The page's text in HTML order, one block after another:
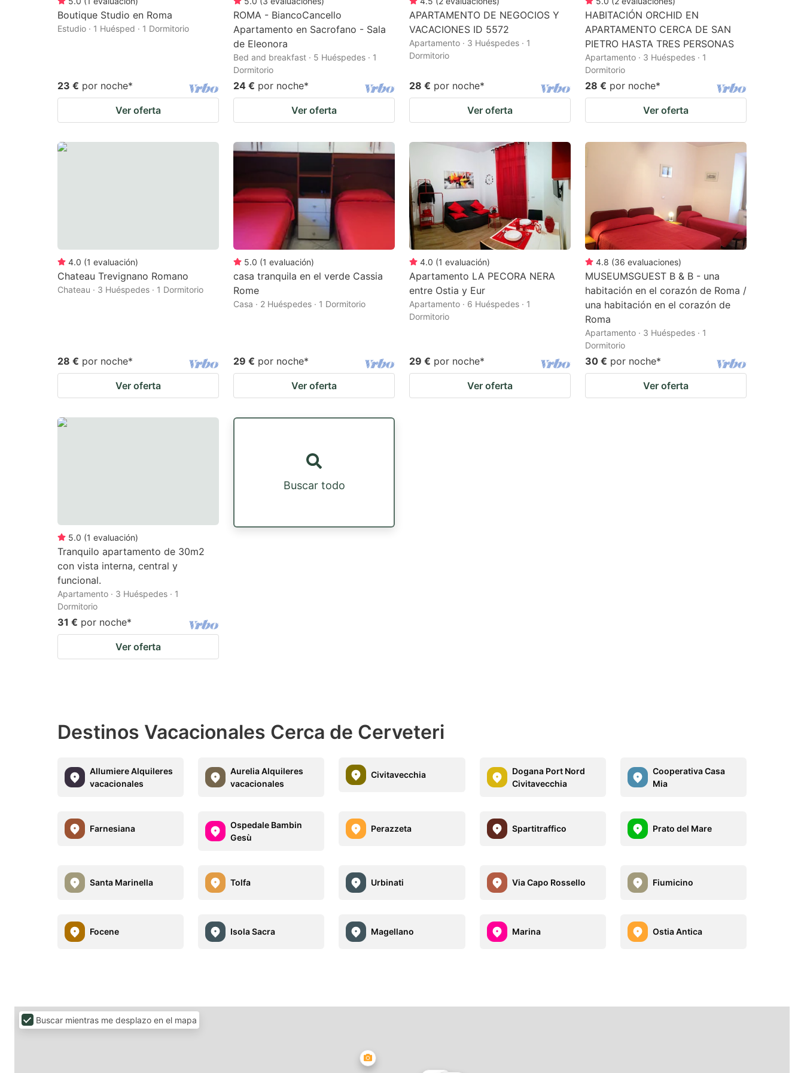
Boutique Studio en Roma
Estudio · 1 Huésped · 1 Dormitorio
23 € por noche*
Ver oferta
ROMA - BiancoCancello
Apartamento en Sacrofano - Sala
de Eleonora
Bed and breakfast · 5 Huéspedes · 1
Dormitorio
24 € por noche*
Ver oferta
APARTAMENTO DE NEGOCIOS Y
VACACIONES ID 5572
Apartamento · 3 Huéspedes · 1
Dormitorio
28 € por noche*
Ver oferta
HABITACIÓN ORCHID EN
APARTAMENTO CERCA DE SAN
PIETRO HASTA TRES PERSONAS
Apartamento · 3 Huéspedes · 1
Dormitorio
28 € por noche*
Ver oferta
4.0 (1 evaluación)
Chateau Trevignano Romano
Chateau · 3 Huéspedes · 1 Dormitorio
28 € por noche*
Ver oferta
5.0 (1 evaluación)
casa tranquila en el verde Cassia
Rome
Casa · 2 Huéspedes · 1 Dormitorio
29 € por noche*
Ver oferta
4.0 (1 evaluación)
Apartamento LA PECORA NERA
entre Ostia y Eur
Apartamento · 6 Huéspedes · 1
Dormitorio
29 € por noche*
Ver oferta
4.8 (36 evaluaciones)
MUSEUMSGUEST B & B - una
habitación en el corazón de Roma /
una habitación en el corazón de
Roma
Apartamento · 3 Huéspedes · 1
Dormitorio
30 € por noche*
Ver oferta
5.0 (1 evaluación)
Tranquilo apartamento de 30m2
con vista interna, central y
funcional.
Apartamento · 3 Huéspedes · 1
Dormitorio
31 € por noche*
Ver oferta
Buscar todo
Destinos Vacacionales Cerca de Cerveteri
Allumiere Alquileres
vacacionales
Aurelia Alquileres
vacacionales
Civitavecchia
Dogana Port Nord
Civitavecchia
Cooperativa Casa
Mia
Farnesiana
Ospedale Bambin
Gesù
Perazzeta Spartitraffico Prato del Mare
Santa Marinella Tolfa Urbinati Via Capo Rossello Fiumicino
Focene Isola Sacra Magellano Marina Ostia Antica
Buscar mientras me desplazo en el mapa